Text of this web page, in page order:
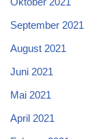
September 2021
August 2021
Juni 2021
Mai 2021
April 2021